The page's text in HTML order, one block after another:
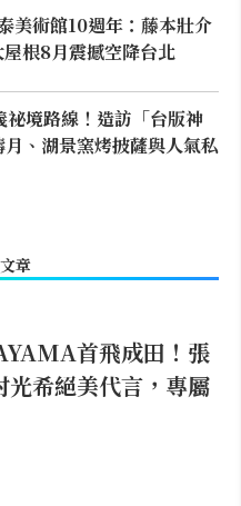
美術館10週年：藤本壯介
根8月震撼空降台北
境路線！造訪「台版神
、湖景窯烤披薩與人氣私
章
首飛成田！張
光希絕美代言，專屬